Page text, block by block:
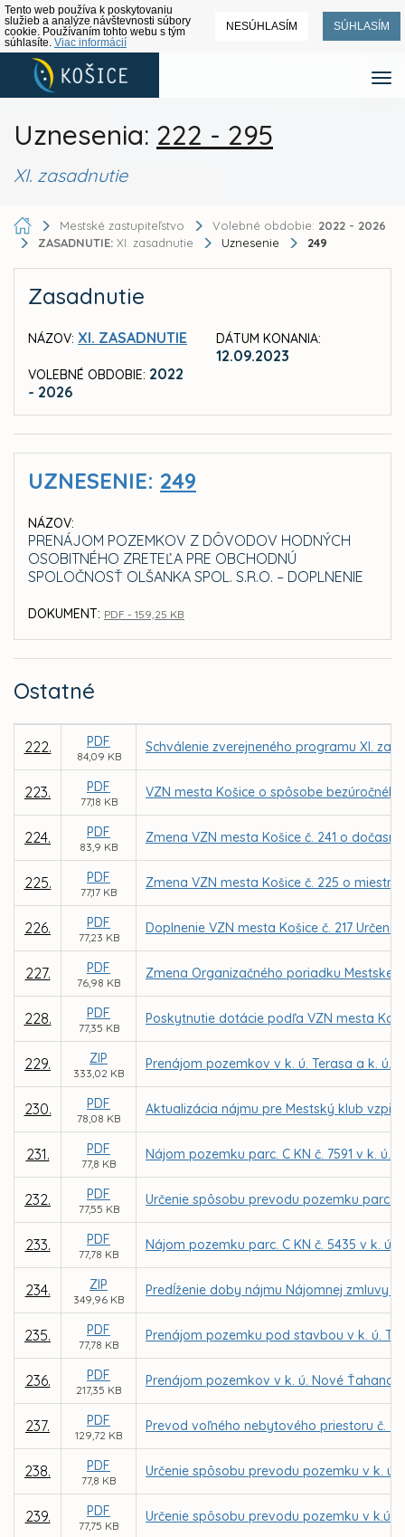
Tento web používa k poskytovaniu
služieb a analýze návštevnosti súbory
cookie. Používaním tohto webu s tým
súhlasíte. Viac informácií
NESÚHLASÍM SÚHLASÍM
Uznesenia: 222 - 295
XI. zasadnutie
Mestské zastupiteľstvo Volebné obdobie: 2022 - 2026
ZASADNUTIE: XI. zasadnutie Uznesenie 249
Zasadnutie
NÁZOV: XI. ZASADNUTIE
VOLEBNÉ OBDOBIE: 2022
- 2026
DÁTUM KONANIA:
12.09.2023
UZNESENIE: 249
NÁZOV:
PRENÁJOM POZEMKOV Z DÔVODOV HODNÝCH
OSOBITNÉHO ZRETEĽA PRE OBCHODNÚ
SPOLOČNOSŤ OLŠANKA SPOL. S.R.O. – DOPLNENIE
DOKUMENT: PDF - 159,25 KB
Ostatné
222. PDF
84,09 KB
Schválenie zverejneného programu XI.
223. PDF
77,18 KB
VZN mesta Košice o spôsobe
224. PDF
83,9 KB
Zmena VZN mesta Košice č. 241 o
225. PDF
77,17 KB
Zmena VZN mesta Košice č. 225 o
226. PDF
77,23 KB
Doplnenie VZN mesta Košice č. 217
227. PDF
76,98 KB
Zmena Organizačného poriadku Mestskej
228. PDF
77,35 KB
Poskytnutie dotácie podľa VZN mesta
229. ZIP
333,02 KB
Prenájom pozemkov v k. ú. Terasa a k. ú.
230. PDF
78,08 KB
Aktualizácia nájmu pre Mestský klub
231. PDF
77,8 KB
Nájom pozemku parc. C KN č. 7591 v k.
232. PDF
77,55 KB
Určenie spôsobu prevodu pozemku parc.
233. PDF
77,78 KB
Nájom pozemku parc. C KN č. 5435 v k.
234. ZIP
349,96 KB
Predĺženie doby nájmu Nájomnej zmluvy
235. PDF
77,78 KB
Prenájom pozemku pod stavbou v k. ú.
236. PDF
217,35 KB
Prenájom pozemkov v k. ú. Nové
237. PDF
129,72 KB
Prevod voľného nebytového priestoru č. -
238. PDF
77,8 KB
Určenie spôsobu prevodu pozemku v k.
239. PDF
77,75 KB
Určenie spôsobu prevodu pozemku v k.ú.